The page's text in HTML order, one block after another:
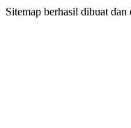
Sitemap berhasil dibuat